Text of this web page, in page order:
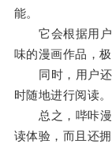
能。
它会根据用户
味的漫画作品，
同时，用户还
时随地进行阅读。
总之，哔咔漫
读体验，而且还